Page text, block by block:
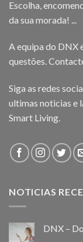
Escolha,
da sua morada! ...
A equipa do DNX
questões.
Siga as redes
ultimas noticias e
Smart Living.
NOTICIAS
DNX –